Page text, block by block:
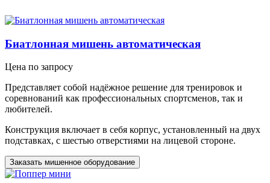
Биатлонная мишень автоматическая
Цена по запросу
Представляет собой надёжное решение для тренировок и
соревнований как профессиональных спортсменов, так и
любителей.
Конструкция включает в себя корпус, установленный на двух
подставках, с шестью отверстиями на лицевой стороне.
Заказать мишенное оборудование